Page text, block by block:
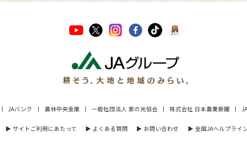
JAバンク 農林中央金庫 一般社団法人 家の光協会 株式会社 日本農業新聞
▶︎ サイトご利用にあたって ▶︎ よくある質問 ▶︎ お問い合わせ ▶︎ 全国JAヘルプライ